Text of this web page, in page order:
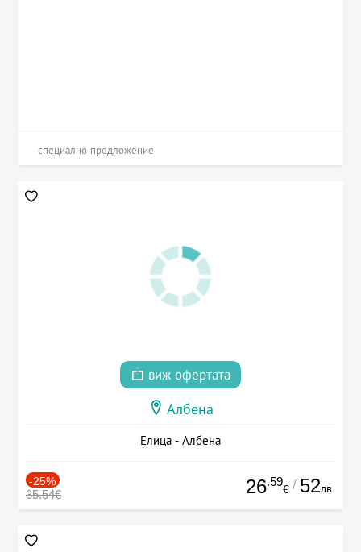
специално предложение
виж офертата
Албена
Елица - Албена
-25%
35.54€ 26.59
€ / 52лв.